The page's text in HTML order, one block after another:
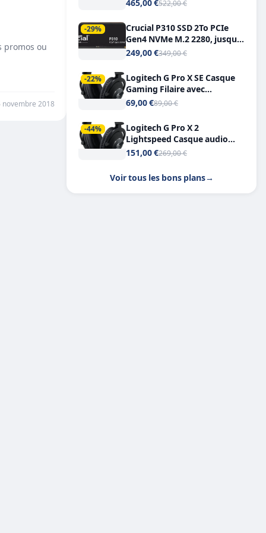
promos ou
novembre 2018
465,00 €522,00 €
-29%
Crucial P310 SSD 2To PCIe
Gen4 NVMe M.2 2280, jusqu’à
7.100 Mo/s
249,00 €349,00 €
-22%
Logitech G Pro X SE Casque
Gaming Filaire avec
Microphone Micro
7.1
69,00 €89,00 €
-44%
Logitech G Pro X 2
Lightspeed Casque audio
bluetooth
151,00 €269,00 €
Voir tous les bons plans→